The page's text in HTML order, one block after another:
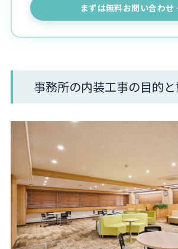
まずは無料お問い合わ
事務所の内装工事の目的